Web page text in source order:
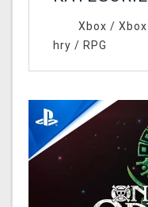
Xbox /
hry / RPG